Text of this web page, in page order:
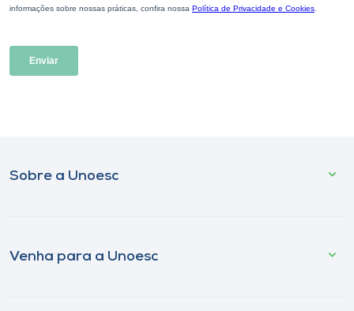
Sobre a Unoesc
Venha para a Unoesc